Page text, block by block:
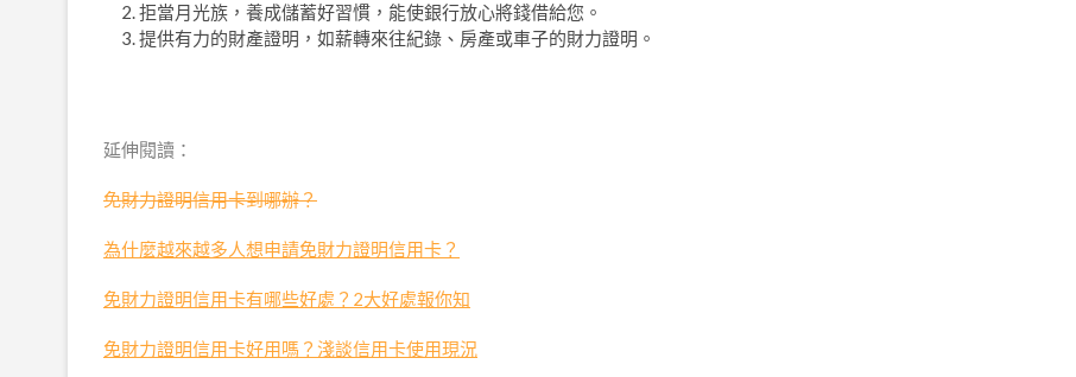
拒當月光族，養成儲蓄好習慣，能使銀行放心將錢借給您。
提供有力的財產證明，如薪轉來往紀錄、房產或車子的財力證明。
延伸閱讀：
免財力證明信用卡到哪辦？
為什麼越來越多人想申請免財力證明信用卡？
免財力證明信用卡有哪些好處？2大好處報你知
免財力證明信用卡好用嗎？淺談信用卡使用現況